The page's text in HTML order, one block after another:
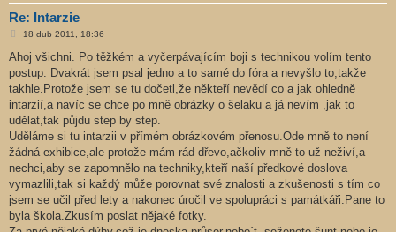
Re: Intarzie
P
í
p
ě
e
k
18 dub 2011, 18:36
Ahoj všichni. Po těžkém a vyčerpávajícím boji s technikou volím tento
postup. Dvakrát jsem psal jedno a to samé do fóra a nevyšlo to,takže
takhle.Protože jsem se tu dočetl,že někteří nevědí co a jak ohledně
intarzií,a navíc se chce po mně obrázky o šelaku a já nevím ,jak to
udělat,tak půjdu step by step.
Uděláme si tu intarzii v přímém obrázkovém přenosu.Ode mně to není
žádná exhibice,ale protože mám rád dřevo,ačkoliv mně to už neživí,a
nechci,aby se zapomnělo na techniky,kteří naší předkové doslova
vymazlili,tak si každý může porovnat své znalosti a zkušenosti s tím co
jsem se učil před lety a nakonec úročil ve spolupráci s památkáři.Pane to
byla škola.Zkusím poslat nějaké fotky.